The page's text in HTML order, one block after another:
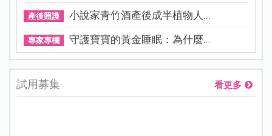
產後照護 小說家青竹酒產後成半植物人...
專家專欄 守護寶寶的黃金睡眠：為什麼...
試用募集 看更多